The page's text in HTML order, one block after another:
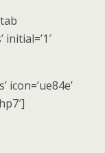
icon=’ue84e’